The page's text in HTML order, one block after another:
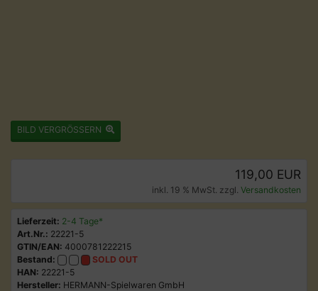
BILD VERGRÖSSERN
119,00 EUR
inkl. 19 % MwSt. zzgl. Versandkosten
Lieferzeit: 2-4 Tage*
Art.Nr.: 22221-5
GTIN/EAN: 4000781222215
Bestand:
SOLD OUT
HAN: 22221-5
Hersteller: HERMANN-Spielwaren GmbH